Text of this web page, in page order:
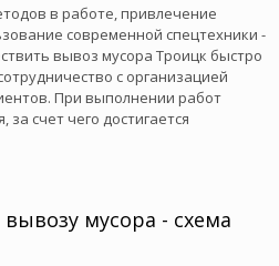
в работе, привлечение
современной спецтехники -
вывоз мусора Троицк быстро
с организацией
При выполнении работ
счет чего достигается
вывозу мусора - схема